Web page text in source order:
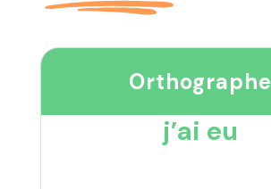
Orthographe
j’ai eu